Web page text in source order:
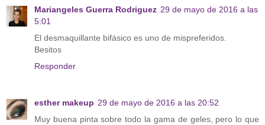
Mariangeles Guerra Rodriguez 29 de mayo de 2016 a las
5:01
El desmaquillante bifásico es uno de mispreferidos.
Besitos
Responder
esther makeup 29 de mayo de 2016 a las 20:52
Muy buena pinta sobre todo la gama de geles, pero lo que